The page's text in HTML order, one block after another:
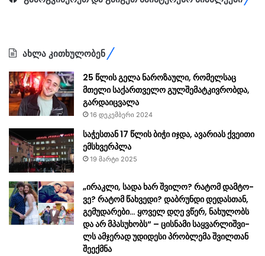
ახლა კითხულობენ
25 წლის გელა ნაროზაული, რომელსაც
მთელი საქართველო გულშემატკივრობდა,
გარდაიცვალა
16 დეკემბერი 2024
საჭესთან 17 წლის ბიჭი იჯდა, ავარიას ქვეითი
ემსხვერპლა
19 მარტი 2025
„ირაკ­ლი, სადა ხარ შვი­ლო? რა­ტომ დამ­ტო­
ვე? რა­ტომ წახ­ვე­დი? დაბ­რუნ­დი დე­დას­თან,
გე­მუ­და­რე­ბი… ყო­ველ დღე ვწერ, ნა­ხუ­ლობს
და არ მპა­სუ­ხობს“ – ცის­ნა­მი საყ­ვარ­ლიშ­ვი­
ლს ამჯერად უდიდესი პრობლემა შვილთან
შეექმნა